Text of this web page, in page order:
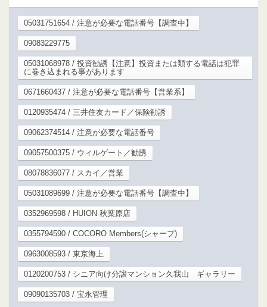
05031751654 / 注意が必要な電話番号【調査中】
09083229775
05031068978 / 投資勧誘【注意】投資または類する電話は犯罪
に巻き込まれる事があります
0671660437 / 注意が必要な電話番号【営業系】
0120935474 / 三井住友カード／保険勧誘
09062374514 / 注意が必要な電話番号
09057500375 / ウィルゲート／勧誘
08078836077 / スカイ／営業
05031089699 / 注意が必要な電話番号【調査中】
0352969598 / HUION 秋葉原店
0355794590 / COCORO Members(シャープ)
0963008593 / 東京海上
0120200753 / シニア向け分譲マンション久我山 ギャラリー
09090135703 / 宝永管理